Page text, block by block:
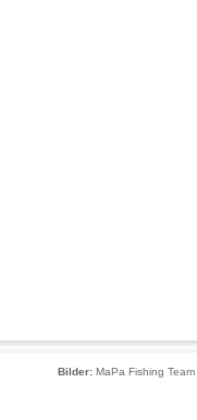
Bilder: MaPa Fishing